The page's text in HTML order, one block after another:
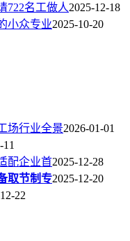
722名工做人2025-12-18
小众专业2025-10-20
场行业全景2026-01-01
11
配企业首2025-12-28
取节制专2025-12-20
22